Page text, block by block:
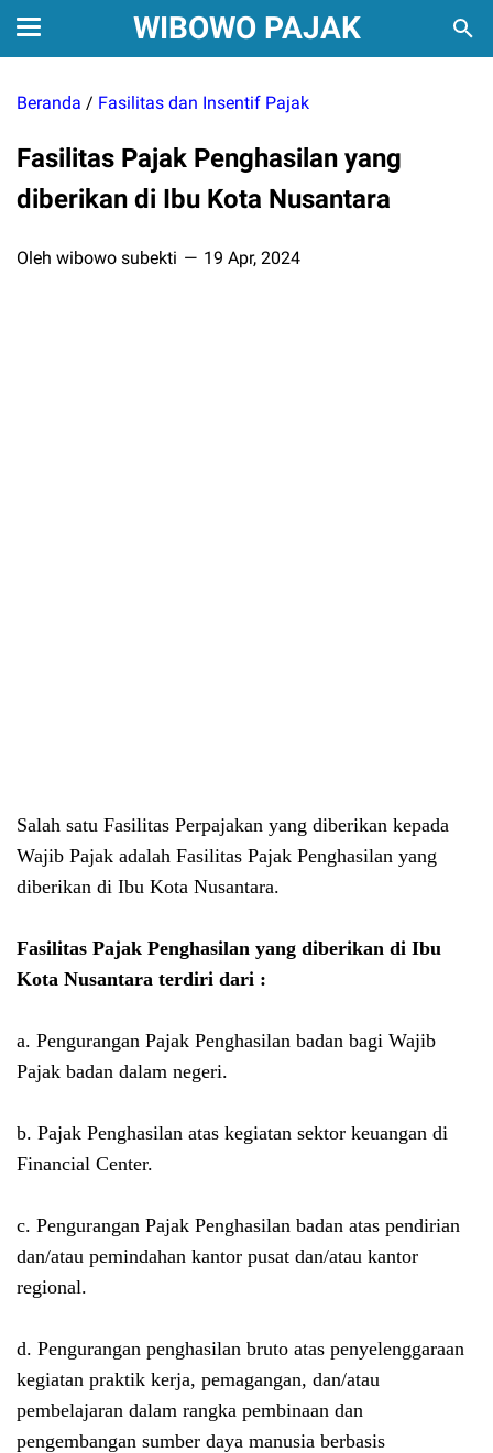
WIBOWO PAJAK
Beranda / Fasilitas dan Insentif Pajak
Fasilitas Pajak Penghasilan yang
diberikan di Ibu Kota Nusantara
Oleh wibowo subekti 19 Apr, 2024
Salah satu Fasilitas Perpajakan yang diberikan kepada
Wajib Pajak adalah Fasilitas Pajak Penghasilan yang
diberikan di Ibu Kota Nusantara.
Fasilitas Pajak Penghasilan yang diberikan di Ibu
Kota Nusantara terdiri dari :
a. Pengurangan Pajak Penghasilan badan bagi Wajib
Pajak badan dalam negeri.
b. Pajak Penghasilan atas kegiatan sektor keuangan di
Financial Center.
c. Pengurangan Pajak Penghasilan badan atas pendirian
dan/atau pemindahan kantor pusat dan/atau kantor
regional.
d. Pengurangan penghasilan bruto atas penyelenggaraan
kegiatan praktik kerja, pemagangan, dan/atau
pembelajaran dalam rangka pembinaan dan
pengembangan sumber daya manusia berbasis